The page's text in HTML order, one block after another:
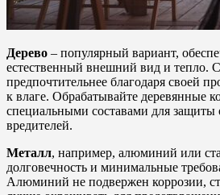
Дерево – популярный вариант,
естественный внешний вид и тепло.
предпочтительнее благодаря своей
к влаге. Обрабатывайте деревянные
специальными составами для защиты
вредителей.
Металл, например, алюминий или
долговечность и минимальные
Алюминий не подвержен коррозии,